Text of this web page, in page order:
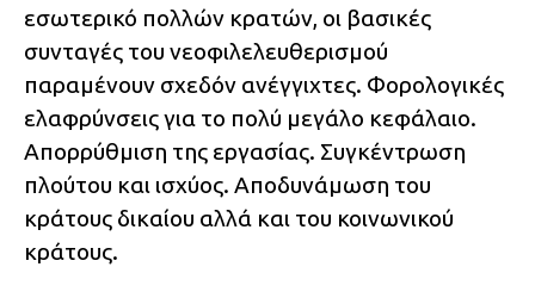
εσωτερικό πολλών κρατών, οι βασικές
συνταγές του νεοφιλελευθερισμού
παραμένουν σχεδόν ανέγγιχτες. Φορολογικές
ελαφρύνσεις για το πολύ μεγάλο κεφάλαιο.
Απορρύθμιση της εργασίας. Συγκέντρωση
πλούτου και ισχύος. Αποδυνάμωση του
κράτους δικαίου αλλά και του κοινωνικού
κράτους.